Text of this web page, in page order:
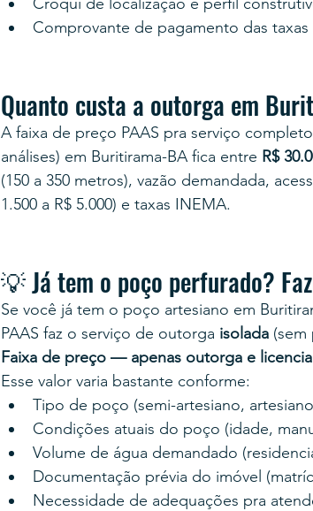
Comprovante de pagamento das
Quanto custa a outorga em
A faixa de preço PAAS pra serviço
análises) em Buritirama-BA fica entre R$
(150 a 350 metros), vazão demandada,
1.500 a R$ 5.000) e taxas INEMA.
💡 Já tem o poço perfurado?
Se você já tem o poço artesiano em
PAAS faz o serviço de outorga isolada (sem
Faixa de preço — apenas outorga e
Esse valor varia bastante conforme:
Tipo de poço (semi-artesiano,
Condições atuais do poço (idade,
Volume de água demandado
Documentação prévia do imóvel
Necessidade de adequações pra